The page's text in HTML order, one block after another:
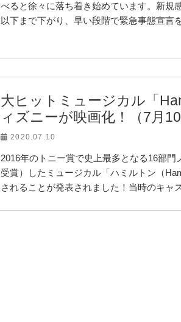
べると徐々に落ち着き始めています。新規
以下まで下がり、早い段階で緊急事態宣
大ヒットミュージカル「
ィズニーが映画化！（7月10
2020.07.10
2016年のトニー賞で史上最多となる16部
受賞）したミュージカル「ハミルトン（
されることが発表されました！当時のキャ